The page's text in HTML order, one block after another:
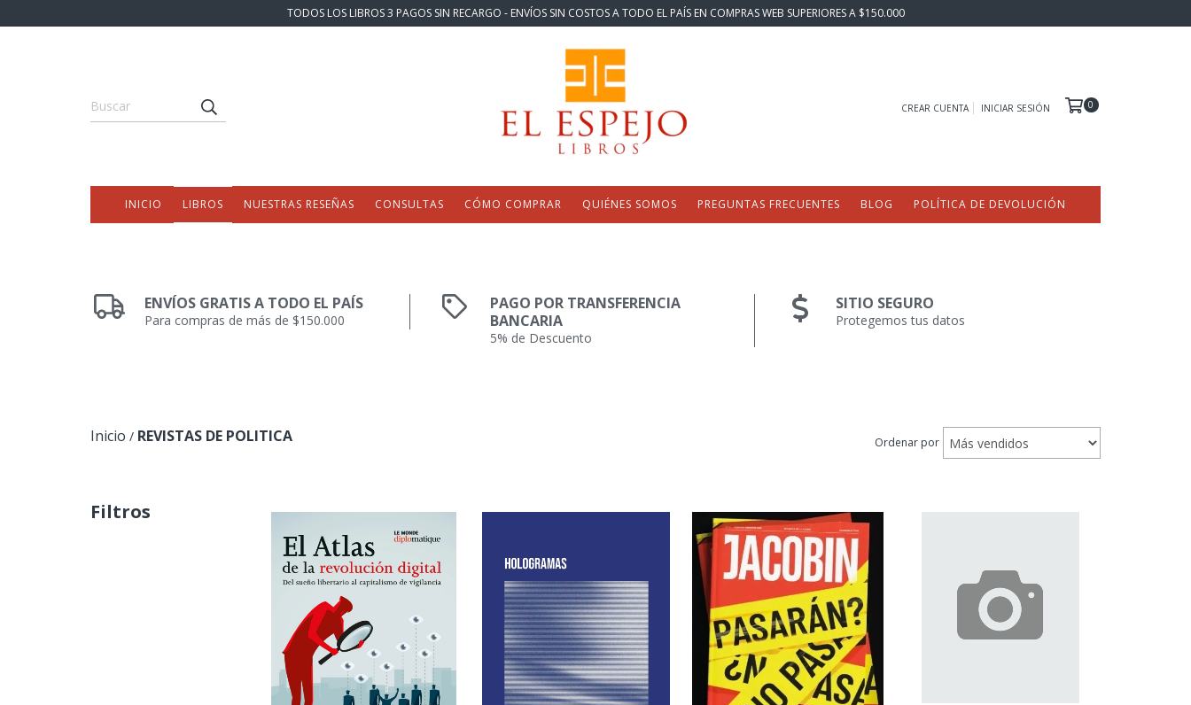
TODOS LOS LIBROS 3 PAGOS SIN RECARGO - ENVÍOS SIN COSTOS A TODO EL PAÍS EN COMPRAS WEB SUPERIORES A $150.000
CREAR CUENTA INICIAR SESIÓN 0
INICIO LIBROS NUESTRAS RESEÑAS CONSULTAS CÓMO COMPRAR QUIÉNES SOMOS PREGUNTAS FRECUENTES BLOG POLÍTICA DE DEVOLUCIÓN
ENVÍOS GRATIS A TODO EL PAÍS
Para compras de más de $150.000
PAGO POR TRANSFERENCIA
BANCARIA
5% de Descuento
SITIO SEGURO
Protegemos tus datos
Inicio / REVISTAS DE POLITICA Ordenar por
Filtros